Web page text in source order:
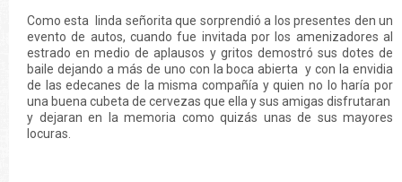
Como esta linda señorita que sorprendió a los presentes den un
evento de autos, cuando fue invitada por los amenizadores al
estrado en medio de aplausos y gritos demostró sus dotes de
baile dejando a más de uno con la boca abierta y con la envidia
de las edecanes de la misma compañía y quien no lo haría por
una buena cubeta de cervezas que ella y sus amigas disfrutaran
y dejaran en la memoria como quizás unas de sus mayores
locuras.